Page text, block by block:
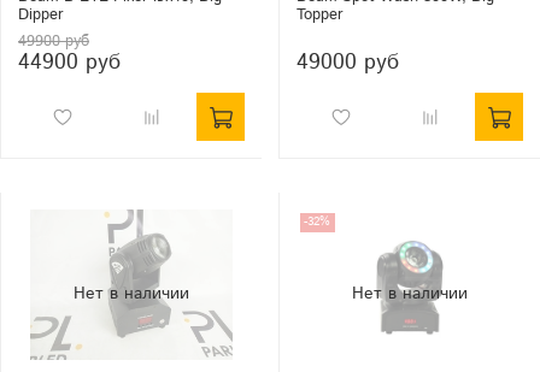
Dipper
49900 руб
44900 руб
Topper
49000 руб
-32%